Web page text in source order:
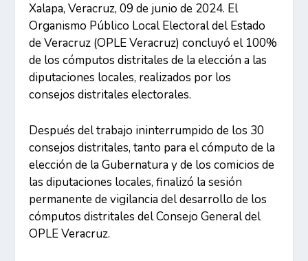
Xalapa, Veracruz, 09 de junio de 2024. El
Organismo Público Local Electoral del Estado
de Veracruz (OPLE Veracruz) concluyó el 100%
de los cómputos distritales de la elección a las
diputaciones locales, realizados por los
consejos distritales electorales.
Después del trabajo ininterrumpido de los 30
consejos distritales, tanto para el cómputo de la
elección de la Gubernatura y de los comicios de
las diputaciones locales, finalizó la sesión
permanente de vigilancia del desarrollo de los
cómputos distritales del Consejo General del
OPLE Veracruz.